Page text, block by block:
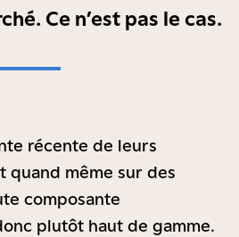
Ce n’est pas le cas.
récente de leurs
quand même sur des
composante
plutôt haut de gamme.